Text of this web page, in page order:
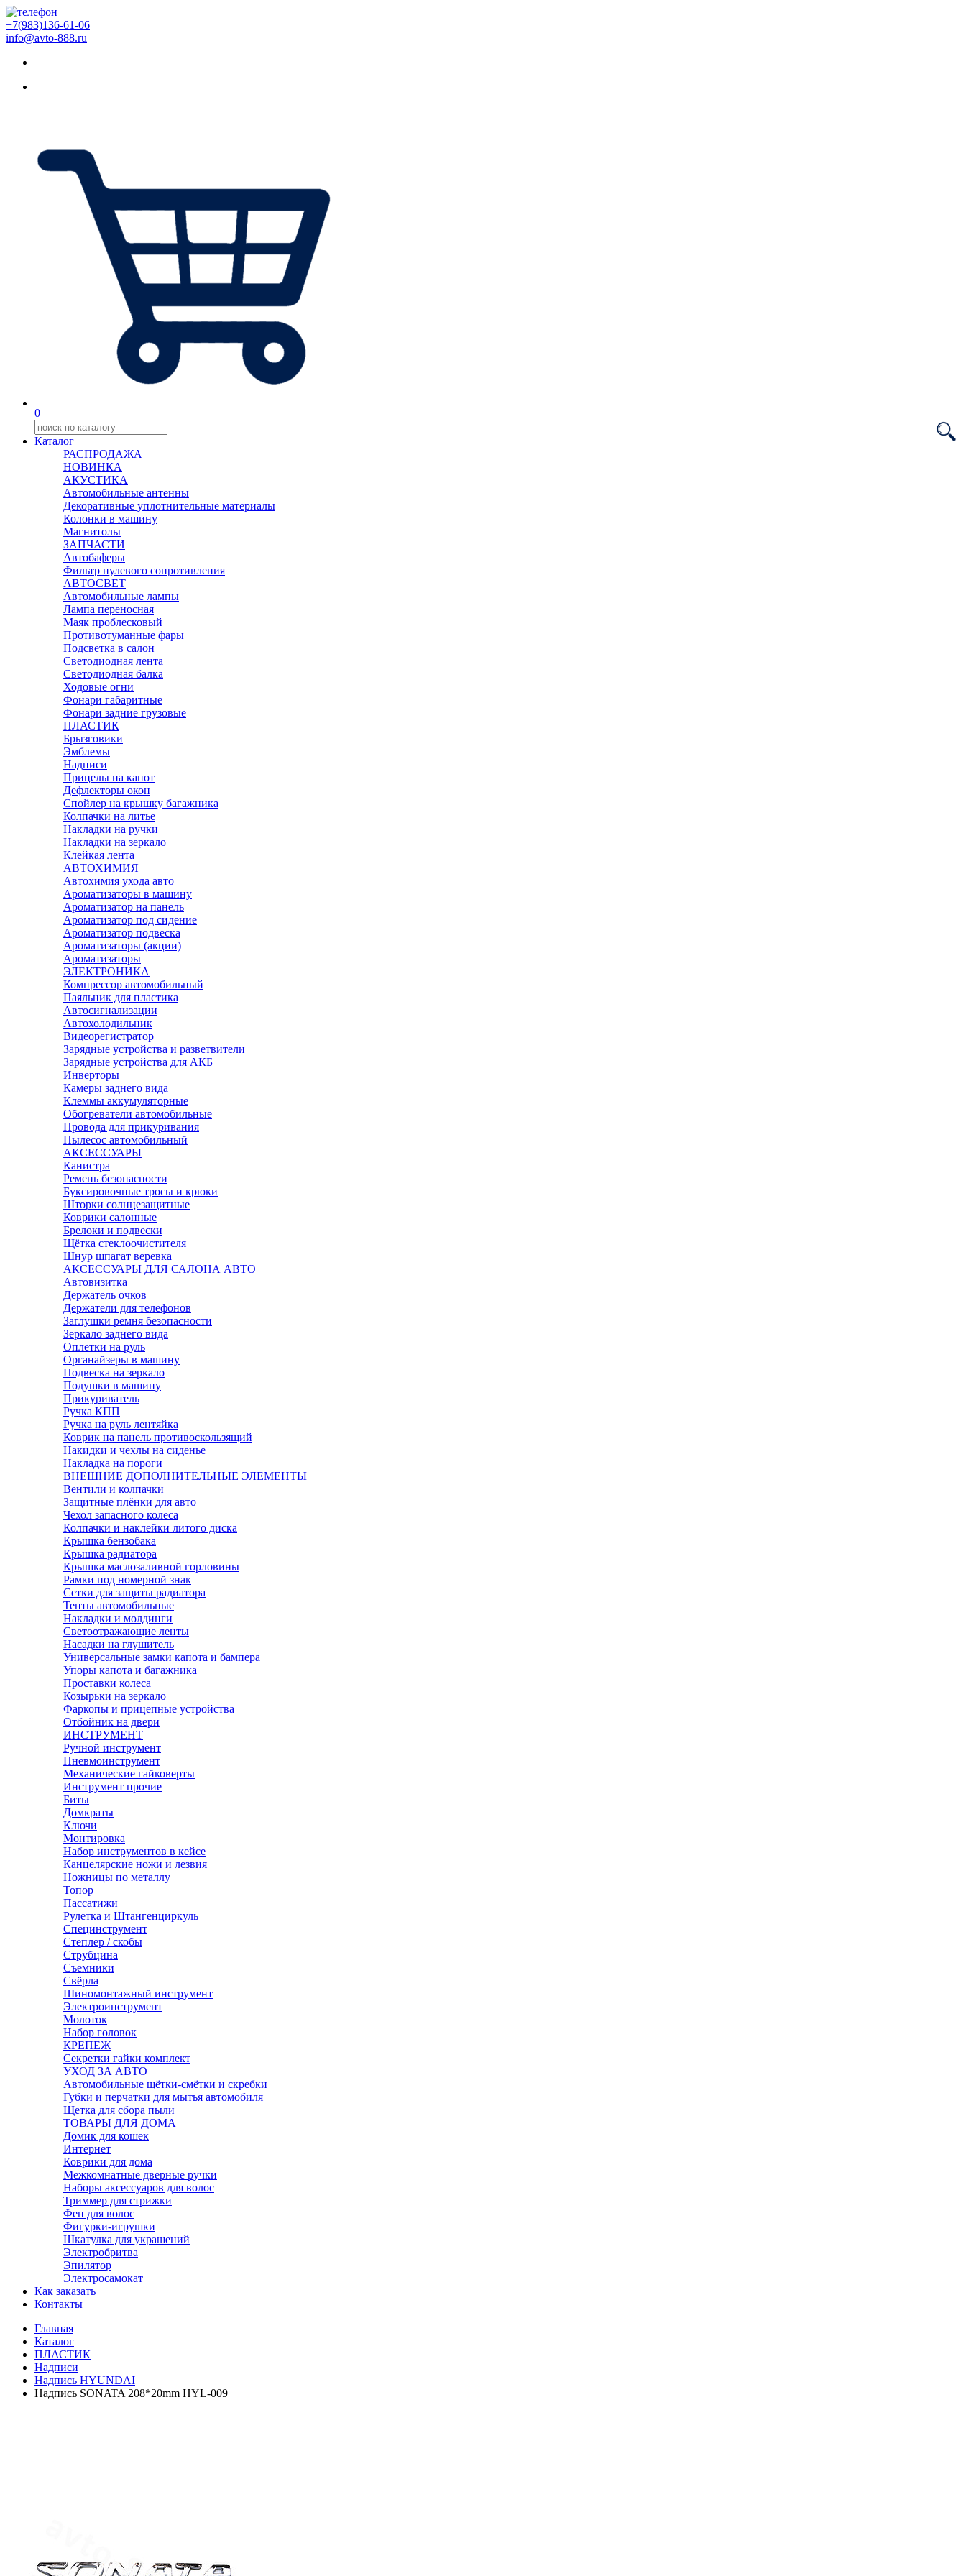
+7(983)136-61-06
info@avto-888.ru
0
Каталог
РАСПРОДАЖА
НОВИНКА
АКУСТИКА
Автомобильные антенны
Декоративные уплотнительные материалы
Колонки в машину
Магнитолы
ЗАПЧАСТИ
Автобаферы
Фильтр нулевого сопротивления
АВТОСВЕТ
Автомобильные лампы
Лампа переносная
Маяк проблесковый
Противотуманные фары
Подсветка в салон
Светодиодная лента
Светодиодная балка
Ходовые огни
Фонари габаритные
Фонари задние грузовые
ПЛАСТИК
Брызговики
Эмблемы
Надписи
Прицелы на капот
Дефлекторы окон
Спойлер на крышку багажника
Колпачки на литье
Накладки на ручки
Накладки на зеркало
Клейкая лента
АВТОХИМИЯ
Автохимия ухода авто
Ароматизаторы в машину
Ароматизатор на панель
Ароматизатор под сидение
Ароматизатор подвеска
Ароматизаторы (акции)
Ароматизаторы
ЭЛЕКТРОНИКА
Компрессор автомобильный
Паяльник для пластика
Автосигнализации
Автохолодильник
Видеорегистратор
Зарядные устройства и разветвители
Зарядные устройства для АКБ
Инверторы
Камеры заднего вида
Клеммы аккумуляторные
Обогреватели автомобильные
Провода для прикуривания
Пылесос автомобильный
АКСЕССУАРЫ
Канистра
Ремень безопасности
Буксировочные тросы и крюки
Шторки солнцезащитные
Коврики салонные
Брелоки и подвески
Щётка стеклоочистителя
Шнур шпагат веревка
АКСЕССУАРЫ ДЛЯ САЛОНА АВТО
Автовизитка
Держатель очков
Держатели для телефонов
Заглушки ремня безопасности
Зеркало заднего вида
Оплетки на руль
Органайзеры в машину
Подвеска на зеркало
Подушки в машину
Прикуриватель
Ручка КПП
Ручка на руль лентяйка
Коврик на панель противоскользящий
Накидки и чехлы на сиденье
Накладка на пороги
ВНЕШНИЕ ДОПОЛНИТЕЛЬНЫЕ ЭЛЕМЕНТЫ
Вентили и колпачки
Защитные плёнки для авто
Чехол запасного колеса
Колпачки и наклейки литого диска
Крышка бензобака
Крышка радиатора
Крышка маслозаливной горловины
Рамки под номерной знак
Сетки для защиты радиатора
Тенты автомобильные
Накладки и молдинги
Светоотражающие ленты
Насадки на глушитель
Универсальные замки капота и бампера
Упоры капота и багажника
Проставки колеса
Козырьки на зеркало
Фаркопы и прицепные устройства
Отбойник на двери
ИНСТРУМЕНТ
Ручной инструмент
Пневмоинструмент
Механические гайковерты
Инструмент прочиe
Биты
Домкраты
Ключи
Монтировка
Набор инструментов в кейсе
Канцелярские ножи и лезвия
Ножницы по металлу
Топор
Пассатижи
Рулетка и Штангенциркуль
Специнструмент
Степлер / скобы
Струбцина
Съемники
Свёрла
Шиномонтажный инструмент
Электроинструмент
Молоток
Набор головок
КРЕПЕЖ
Секретки гайки комплект
УХОД ЗА АВТО
Автомобильные щётки-смётки и скребки
Губки и перчатки для мытья автомобиля
Щетка для сбора пыли
ТОВАРЫ ДЛЯ ДОМА
Домик для кошек
Интернет
Коврики для дома
Межкомнатные дверные ручки
Наборы аксессуаров для волос
Триммер для стрижки
Фен для волос
Фигурки-игрушки
Шкатулка для украшений
Электробритва
Эпилятор
Электросамокат
Как заказать
Контакты
Главная
Каталог
ПЛАСТИК
Надписи
Надпись HYUNDAI
Надпись SОNATA 208*20mm HYL-009